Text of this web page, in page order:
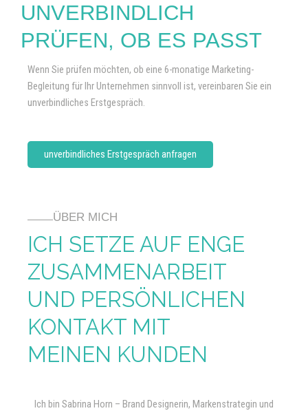
UNVERBINDLICH
PRÜFEN, OB ES PASST
Wenn Sie prüfen möchten, ob eine 6-monatige Marketing-
Begleitung für Ihr Unternehmen sinnvoll ist, vereinbaren Sie ein
unverbindliches Erstgespräch.
unverbindliches Erstgespräch anfragen
ÜBER MICH
ICH SETZE AUF ENGE
ZUSAMMENARBEIT
UND PERSÖNLICHEN
KONTAKT MIT
MEINEN KUNDEN
Ich bin Sabrina Horn – Brand Designerin, Markenstrategin und